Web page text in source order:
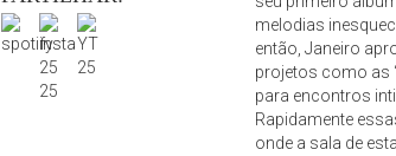
melodias
então, Janeiro
projetos como as
para encontros
Rapidamente
onde a sala de